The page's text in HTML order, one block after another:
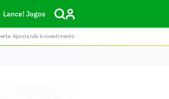
Lance! Jogos
Aposta não é investimento